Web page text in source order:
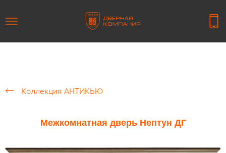
Коллекция АНТИКЬЮ
Межкомнатная дверь Нептун ДГ